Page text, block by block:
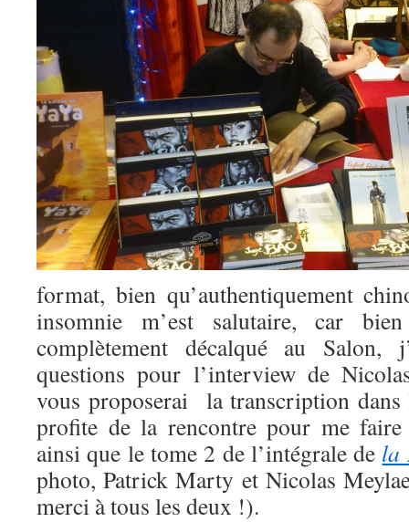
format, bien qu’authentiquement
insomnie m’est salutaire, car
complètement décalqué au Salon,
questions pour l’interview de
vous proposerai la transcription dans
profite de la rencontre pour me faire
ainsi que le tome 2 de l’intégrale de la
photo, Patrick Marty et Nicolas
merci à tous les deux !).